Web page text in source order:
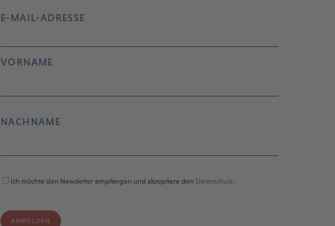
E-MAIL-ADRESSE
VORNAME
NACHNAME
Ich möchte den Newsletter empfangen und akzeptiere den Datenschutz.